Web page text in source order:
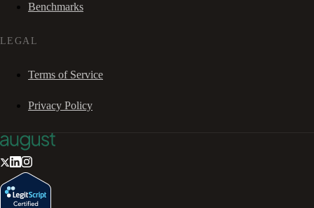
Benchmarks
LEGAL
Terms of Service
Privacy Policy